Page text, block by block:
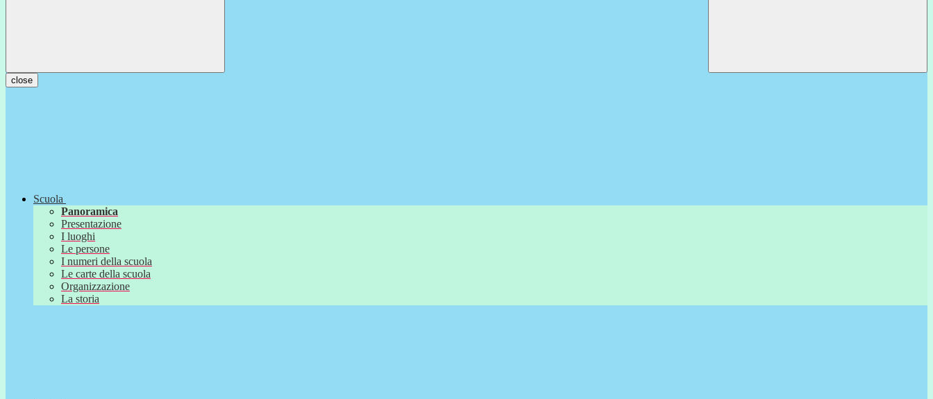
close
Scuola
Panoramica
Presentazione
I luoghi
Le persone
I numeri della scuola
Le carte della scuola
Organizzazione
La storia